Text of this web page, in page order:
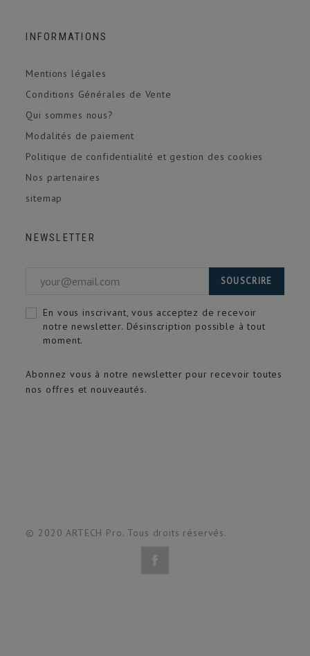
INFORMATIONS
Mentions légales
Conditions Générales de Vente
Qui sommes nous?
Modalités de paiement
Politique de confidentialité et gestion des cookies
Nos partenaires
sitemap
NEWSLETTER
Abonnez vous à notre newsletter pour recevoir toutes
nos offres et nouveautés.
SOUSCRIRE
En vous inscrivant, vous acceptez de recevoir
notre newsletter. Désinscription possible à tout
moment.
© 2020 ARTECH Pro. Tous droits réservés.